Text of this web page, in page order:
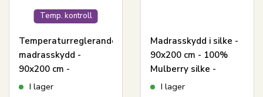
Temp. kontroll
Temperaturreglerande
madrasskydd -
90x200 cm -
Madrasskydd - Cool
I lager
Madrasskydd i silke -
90x200 cm - 100%
Mulberry silke -
Nordic Comfort
I lager